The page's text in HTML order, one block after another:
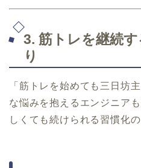
3. 筋トレを継続
り
「筋トレを始めても三日坊
な悩みを抱えるエンジニア
しくても続けられる習慣化